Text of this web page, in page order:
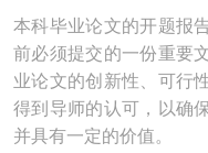
本科毕业论文的开题报
前必须提交的一份重要
业论文的创新性、可行
得到导师的认可，以确
并具有一定的价值。